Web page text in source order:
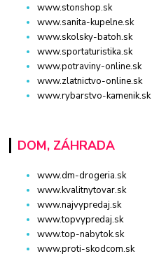
www.stonshop.sk
www.sanita-kupelne.sk
www.skolsky-batoh.sk
www.sportaturistika.sk
www.potraviny-online.sk
www.zlatnictvo-online.sk
www.rybarstvo-kamenik.sk
DOM, ZÁHRADA
www.dm-drogeria.sk
www.kvalitnytovar.sk
www.najvypredaj.sk
www.topvypredaj.sk
www.top-nabytok.sk
www.proti-skodcom.sk